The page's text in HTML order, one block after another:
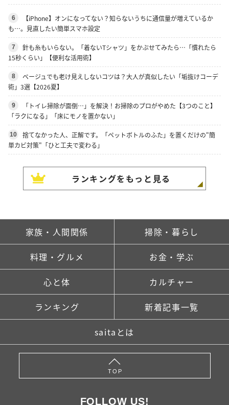
6
【iPhone】オンになってない？知らないうちに通信量が増えているか
も…。見直したい簡単スマホ設定
7
針も糸もいらない。「着ないTシャツ」をかぶせてみたら…「慣れたら
15秒くらい」【便利な活用術】
8
ベージュでも老け見えしないコツは？大人が真似したい「垢抜けコーデ
術」3選【2026夏】
9
「トイレ掃除が面倒…」を解決！お掃除のプロがやめた【3つのこと】
「ラクになる」「床にモノを置かない」
10
捨てなかった人、正解です。「ペットボトルのふた」を置くだけの"簡
単カビ対策"「ひと工夫で変わる」
ランキングをもっと見る
家族・人間関係 掃除・暮らし
料理・グルメ お金・学ぶ
心と体 カルチャー
ランキング 新着記事一覧
saitaとは
TOP
FOLLOW US!